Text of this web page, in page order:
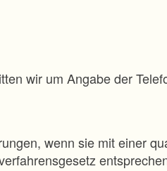
wir um Angabe der
wenn sie mit einer